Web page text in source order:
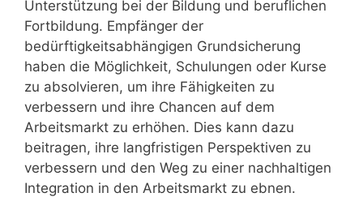
Unterstützung bei der Bildung und beruflichen
Fortbildung. Empfänger der
bedürftigkeitsabhängigen Grundsicherung
haben die Möglichkeit, Schulungen oder Kurse
zu absolvieren, um ihre Fähigkeiten zu
verbessern und ihre Chancen auf dem
Arbeitsmarkt zu erhöhen. Dies kann dazu
beitragen, ihre langfristigen Perspektiven zu
verbessern und den Weg zu einer nachhaltigen
Integration in den Arbeitsmarkt zu ebnen.